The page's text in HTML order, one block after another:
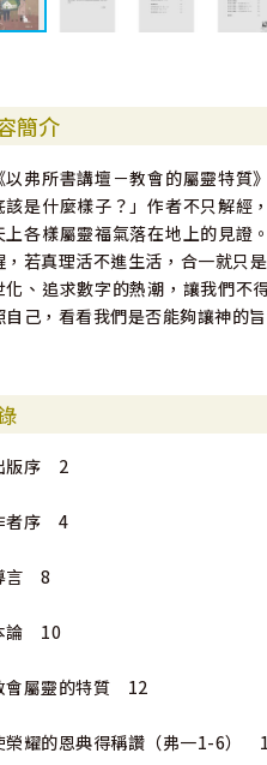
簡介
以弗所書講壇－教會的屬靈特質
該是什麼樣子？」作者不只解經
上各樣屬靈福氣落在地上的見證
，若真理活不進生活，合一就只
化、追求數字的熱潮，讓我們不
自己，看看我們是否能夠讓神的
版序 2
者序 4
言 8
論 10
會屬靈的特質 12
榮耀的恩典得稱讚（弗一1-6）